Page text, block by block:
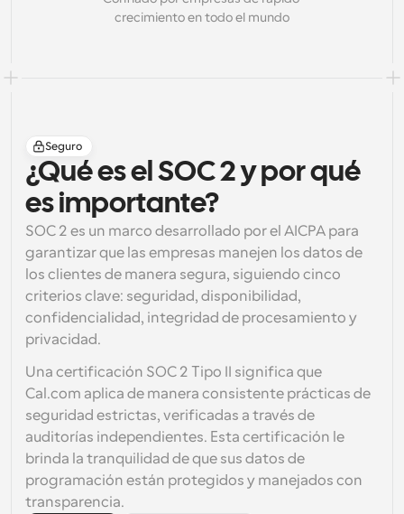
Reuniones Instantáneas
Reúnete con clientes en minutos
Enlaces de Grupo Dinámico
Reserva reuniones de forma fluida con varias personas
Webhooks
Recibe notificaciones cuando ocurra algo
crecimiento en todo el mundo
Seguro
¿Qué es el SOC 2 y por qué
es importante?
SOC 2 es un marco desarrollado por el AICPA para
garantizar que las empresas manejen los datos de
los clientes de manera segura, siguiendo cinco
criterios clave: seguridad, disponibilidad,
confidencialidad, integridad de procesamiento y
privacidad.
Una certificación SOC 2 Tipo II significa que
Cal.com aplica de manera consistente prácticas de
seguridad estrictas, verificadas a través de
auditorías independientes. Esta certificación le
brinda la tranquilidad de que sus datos de
programación están protegidos y manejados con
transparencia.